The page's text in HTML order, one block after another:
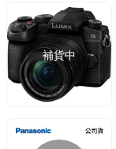
補貨中